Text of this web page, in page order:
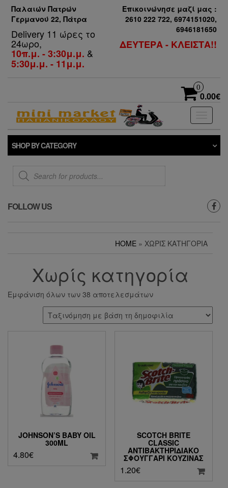
Παλαιών Πατρών
Γερμανού 22, Πάτρα
Delivery 11 ώρες το
24ωρο,
10π.μ. - 3:30μ.μ. &
5:30μ.μ. - 11μ.μ.
Επικοινώνησε μαζί μας :
2610 222 722, 6974151020,
6946181650
ΔΕΥΤΕΡΑ - ΚΛΕΙΣΤΑ!!
0
0.00€
SHOP BY CATEGORY
Products
search
FOLLOW US
HOME » ΧΩΡΊΣ ΚΑΤΗΓΟΡΊΑ
Χωρίς κατηγορία
Εμφάνιση όλων των 38 αποτελεσμάτων
JOHNSON’S BABY OIL
300ML
4.80€
SCOTCH BRITE
CLASSIC
ΑΝΤΙΒΑΚΤΗΡΙΔΙΑΚΌ
ΣΦΟΥΓΓΆΡΙ ΚΟΥΖΊΝΑΣ
1.20€